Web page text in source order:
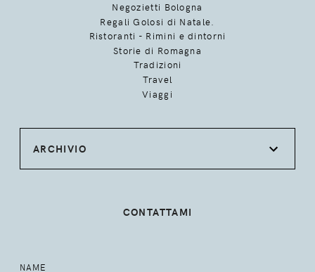
Negozietti Bologna
Regali Golosi di Natale.
Ristoranti - Rimini e dintorni
Storie di Romagna
Tradizioni
Travel
Viaggi
ARCHIVIO
CONTATTAMI